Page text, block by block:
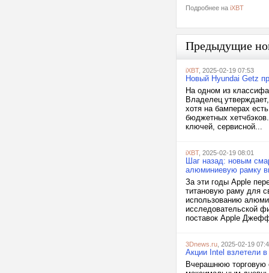
Подробнее на iXBT
Предыдущие
iXBT, 2025-02-19 07:53
Новый Hyundai Getz
На одном из
Владелец
хотя на бамперах
бюджетных
ключей, сервисной...
iXBT, 2025-02-19 08:01
Шаг назад: новым
алюминиевую рамку
За эти годы Apple
титановую раму для
использованию
исследовательской
поставок Apple
3Dnews.ru , 2025-02-19
Акции Intel взлетели
Вчерашнюю торговую